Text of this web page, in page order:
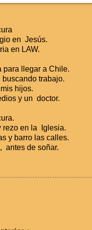
en Jesús.
en LAW.
para llegar a Chile.
trabajo.
hijos.
y un doctor.
rezo en la Iglesia.
y barro las calles.
antes de soñar.